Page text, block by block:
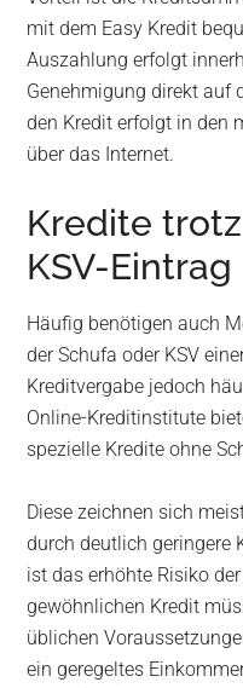
mit dem Easy Kredit
Auszahlung erfolgt
Genehmigung direkt auf
den Kredit erfolgt in den
über das Internet.
Kredite
KSV-Eintrag
Häufig benötigen auch
der Schufa oder KSV
Kreditvergabe jedoch
Online-Kreditinstitute
spezielle Kredite ohne
Diese zeichnen sich
durch deutlich geringere
ist das erhöhte Risiko
gewöhnlichen Kredit
üblichen
ein geregeltes